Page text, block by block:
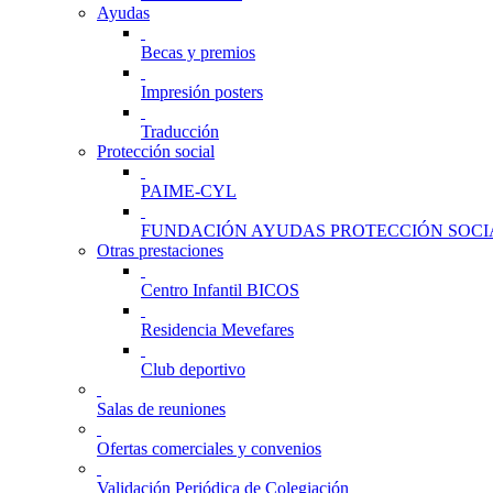
Ayudas
Becas y premios
Impresión posters
Traducción
Protección social
PAIME-CYL
FUNDACIÓN AYUDAS PROTECCIÓN
Otras prestaciones
Centro Infantil BICOS
Residencia Mevefares
Club deportivo
Salas de reuniones
Ofertas comerciales y convenios
Validación Periódica de Colegiación